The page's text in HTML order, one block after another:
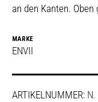
an den Kanten.
MARKE
ENVII
ARTIKELNUMMER: N.